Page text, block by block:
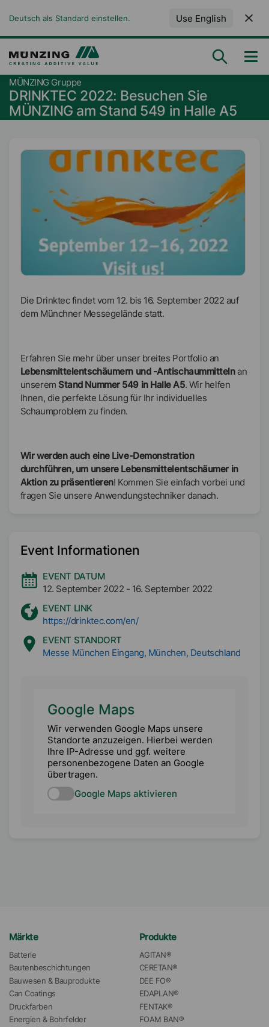
Deutsch als Standard einstellen. Use English
MÜNZING Gruppe
DRINKTEC 2022: Besuchen Sie
MÜNZING am Stand 549 in Halle A5
Die Drinktec findet vom 12. bis 16. September 2022 auf
dem Münchner Messegelände statt.
Erfahren Sie mehr über unser breites Portfolio an
Lebensmittelentschäumern und -Antischaummittelnan
unserem Stand Nummer 549 in Halle A5. Wir helfen
Ihnen, die perfekte Lösung für Ihr individuelles
Schaumproblem zu finden.
Wir werden auch eine Live-Demonstration
durchführen, um unsere Lebensmittelentschäumer in
Aktion zu präsentieren! Kommen Sie einfach vorbei und
fragen Sie unsere Anwendungstechniker danach.
Event Informationen
EVENT DATUM
12. September 2022 - 16. September 2022
EVENT LINK
https://drinktec.com/en/
EVENT STANDORT
Messe München Eingang, München, Deutschland
Google Maps
Wir verwenden Google Maps unsere
Standorte anzuzeigen. Hierbei werden
Ihre IP-Adresse und ggf. weitere
personenbezogene Daten an Google
übertragen.
Google Maps aktivieren
Märkte
Batterie
Bautenbeschichtungen
Bauwesen & Bauprodukte
Can Coatings
Druckfarben
Energien & Bohrfelder
Produkte
AGITAN®
CERETAN®
DEE FO®
EDAPLAN®
FENTAK®
FOAM BAN®